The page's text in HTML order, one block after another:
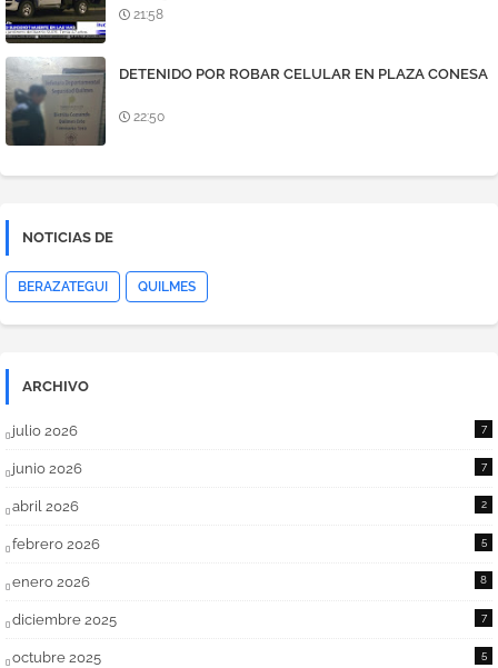
21:58
DETENIDO POR ROBAR CELULAR EN PLAZA CONESA
22:50
NOTICIAS DE
BERAZATEGUI QUILMES
ARCHIVO
julio 2026 7
junio 2026 7
abril 2026 2
febrero 2026 5
enero 2026 8
diciembre 2025 7
octubre 2025 5